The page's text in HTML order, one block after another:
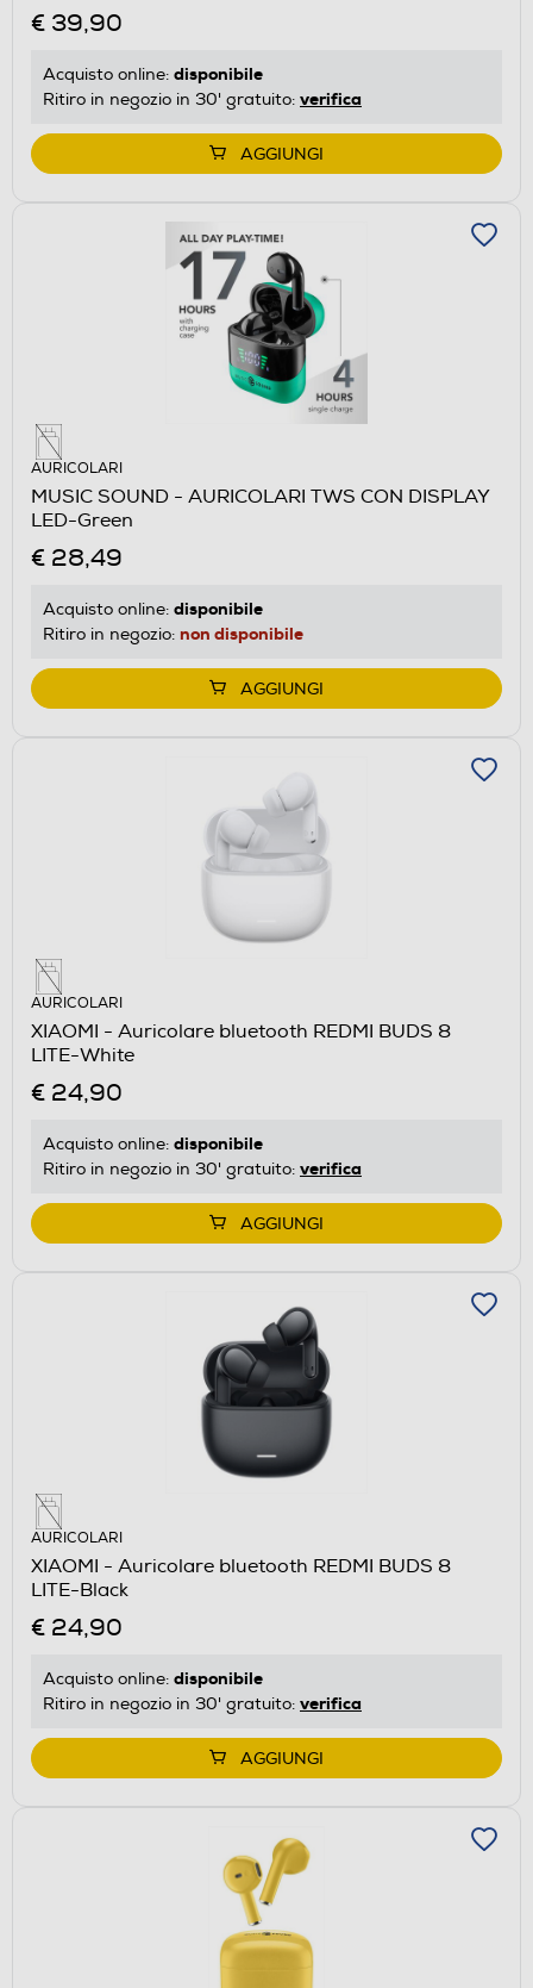
€ 39,90
Acquisto online: disponibile
Ritiro in negozio in 30' gratuito: verifica
AGGIUNGI
AURICOLARI
MUSIC SOUND - AURICOLARI TWS CON DISPLAY
LED-Green
€ 28,49
Acquisto online: disponibile
Ritiro in negozio: non disponibile
AGGIUNGI
AURICOLARI
XIAOMI - Auricolare bluetooth REDMI BUDS 8
LITE-White
€ 24,90
Acquisto online: disponibile
Ritiro in negozio in 30' gratuito: verifica
AGGIUNGI
AURICOLARI
XIAOMI - Auricolare bluetooth REDMI BUDS 8
LITE-Black
€ 24,90
Acquisto online: disponibile
Ritiro in negozio in 30' gratuito: verifica
AGGIUNGI